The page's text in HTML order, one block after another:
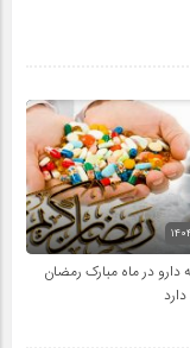
دارو در ماه مبارک رمضان